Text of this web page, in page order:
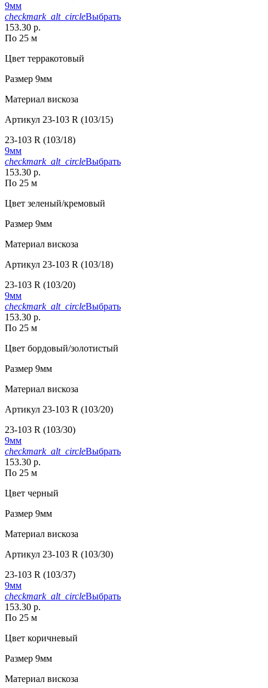
9мм
checkmark_alt_circleВыбрать
153.30 р.
По 25 м
Цвет терракотовый
Размер 9мм
Материал вискоза
Артикул 23-103 R (103/15)
23-103 R (103/18)
9мм
checkmark_alt_circleВыбрать
153.30 р.
По 25 м
Цвет зеленый/кремовый
Размер 9мм
Материал вискоза
Артикул 23-103 R (103/18)
23-103 R (103/20)
9мм
checkmark_alt_circleВыбрать
153.30 р.
По 25 м
Цвет бордовый/золотистый
Размер 9мм
Материал вискоза
Артикул 23-103 R (103/20)
23-103 R (103/30)
9мм
checkmark_alt_circleВыбрать
153.30 р.
По 25 м
Цвет черный
Размер 9мм
Материал вискоза
Артикул 23-103 R (103/30)
23-103 R (103/37)
9мм
checkmark_alt_circleВыбрать
153.30 р.
По 25 м
Цвет коричневый
Размер 9мм
Материал вискоза